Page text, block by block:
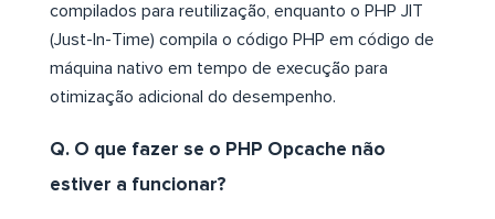
compilados para reutilização, enquanto o PHP JIT
(Just-In-Time) compila o código PHP em código de
máquina nativo em tempo de execução para
otimização adicional do desempenho.
Q. O que fazer se o PHP Opcache não
estiver a funcionar?